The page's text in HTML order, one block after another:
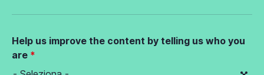
Help us improve the content by telling us who you
are